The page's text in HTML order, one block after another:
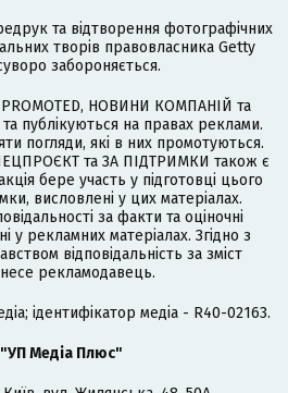
та відтворення фотографічних
творів правовласника Getty
забороняється.
НОВИНИ КОМПАНІЙ та
публікуються на правах реклами.
погляди, які в них промотуються.
та ЗА ПІДТРИМКИ також є
бере участь у підготовці цього
висловлені у цих матеріалах.
за факти та оціночні
у рекламних матеріалах. Згідно з
відповідальність за зміст
рекламодавець.
ідентифікатор медіа - R40-02163.
Медіа Плюс"